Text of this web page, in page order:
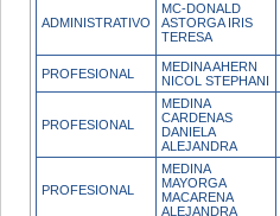
ADMINISTRATIVO
MC-DONALD
ASTORGA IRIS
TERESA
PROFESIONAL
MEDINA AHERN
NICOL STEPHANI
PROFESIONAL
MEDINA
CARDENAS
DANIELA
ALEJANDRA
PROFESIONAL
MEDINA
MAYORGA
MACARENA
ALEJANDRA